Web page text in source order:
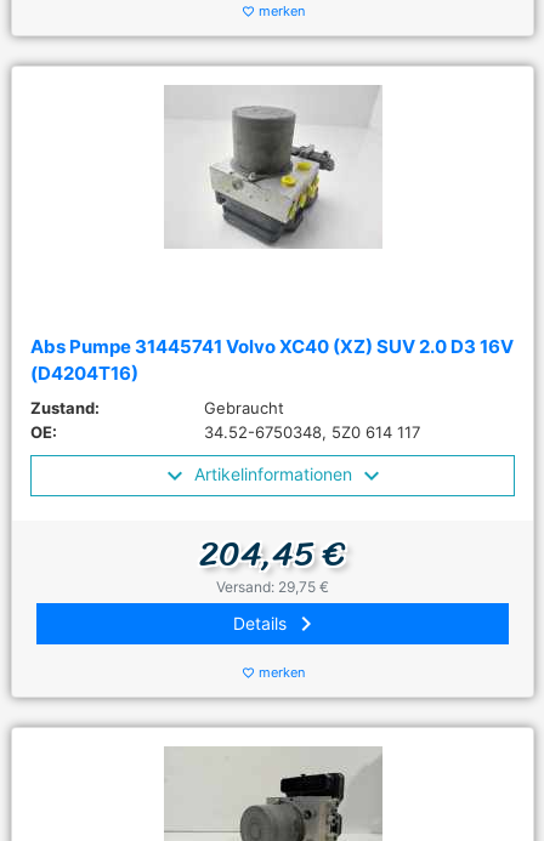
favorite_border merken
Abs Pumpe 31445741 Volvo XC40 (XZ) SUV 2.0 D3 16V
(D4204T16)
Zustand:
Gebraucht
OE:
34.52-6750348, 5Z0 614 117
Artikelinformationen
204,45 €
Versand: 29,75 €
Details keyboard_arrow_right
favorite_border merken